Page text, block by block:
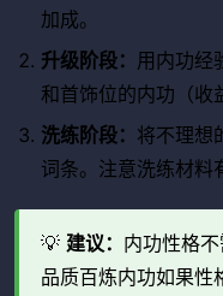
加成。
升级阶段： 用内功经
和首饰位的内功（收
洗练阶段： 将不理想
词条。注意洗练材料
💡 建议： 内功性格
品质百炼内功如果性